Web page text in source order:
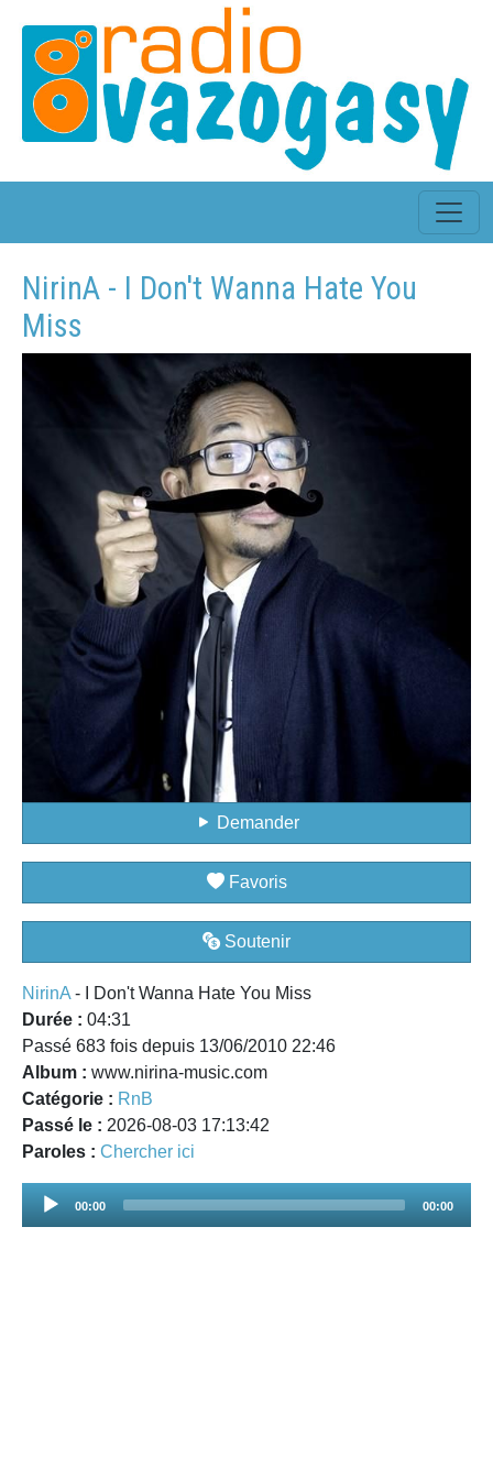
NirinA - I Don't Wanna Hate You
Miss
Demander
Favoris
Soutenir
NirinA - I Don't Wanna Hate You Miss
Durée : 04:31
Passé 683 fois depuis 13/06/2010 22:46
Album : www.nirina-music.com
Catégorie : RnB
Passé le : 2026-08-03 17:13:42
Paroles : Chercher ici
Audio
00:00 00:00